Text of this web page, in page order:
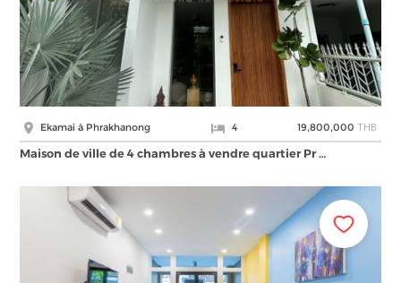
Ekamai à Phrakhanong 4 19,800,000 THB
Maison de ville de 4 chambres à vendre quartier Pr …